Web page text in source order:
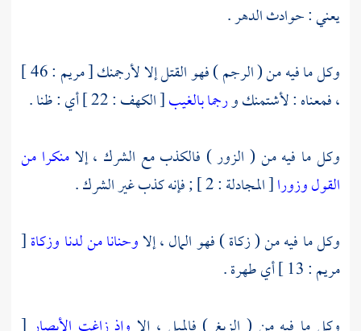
يعني : حوادث الدهر .
وكل ما فيه من ( الرجم ) فهو القتل إلا لأرجمنك [ مريم : 46 ]
، فمعناه : لأشتمنك ورجما بالغيب[ الكهف : 22 ] أي : ظنا .
وكل ما فيه من ( الزور ) فالكذب مع الشرك ، إلامنكرا من
القول وزورا[ المجادلة : 2 ] ; فإنه كذب غير الشرك .
وكل ما فيه من ( زكاة ) فهو المال ، إلاوحنانا من لدنا وزكاة[
مريم : 13 ] أي طهرة .